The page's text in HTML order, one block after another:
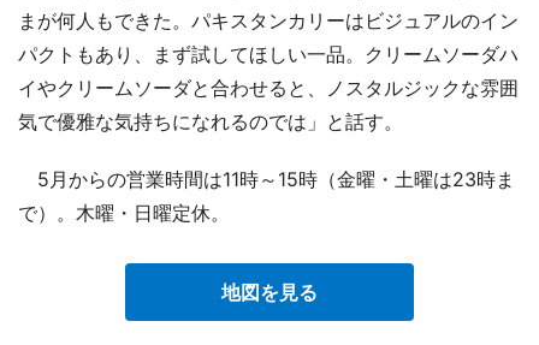
まが何人もできた。パキスタンカリーはビジュアルのイン
パクトもあり、まず試してほしい一品。クリームソーダハ
イやクリームソーダと合わせると、ノスタルジックな雰囲
気で優雅な気持ちになれるのでは」と話す。
5月からの営業時間は11時～15時（金曜・土曜は23時ま
で）。木曜・日曜定休。
地図を見る